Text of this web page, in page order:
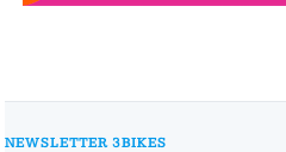
NEWSLETTER 3BIKES